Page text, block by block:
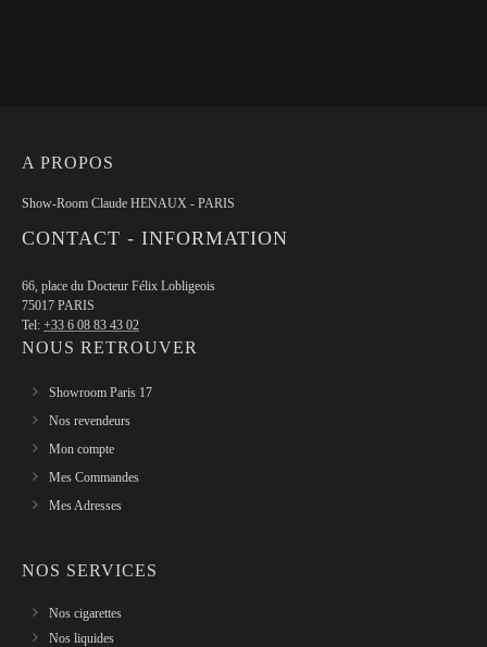
A PROPOS
Show-Room Claude HENAUX - PARIS
CONTACT - INFORMATION
66, place du Docteur Félix Lobligeois
75017 PARIS
Tel: +33 6 08 83 43 02
NOUS RETROUVER
Showroom Paris 17
Nos revendeurs
Mon compte
Mes Commandes
Mes Adresses
NOS SERVICES
Nos cigarettes
Nos liquides